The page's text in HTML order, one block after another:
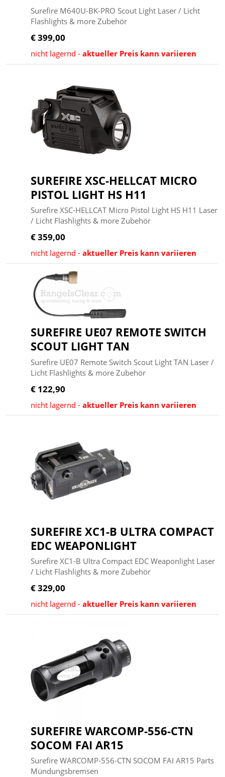
Surefire M640U-BK-PRO Scout Light Laser / Licht
Flashlights & more Zubehör
€ 399,00
nicht lagernd -aktueller Preis kann variieren
SUREFIRE XSC-HELLCAT MICRO
PISTOL LIGHT HS H11
Surefire XSC-HELLCAT Micro Pistol Light HS H11 Laser
/ Licht Flashlights & more Zubehör
€ 359,00
nicht lagernd -aktueller Preis kann variieren
SUREFIRE UE07 REMOTE SWITCH
SCOUT LIGHT TAN
Surefire UE07 Remote Switch Scout Light TAN Laser /
Licht Flashlights & more Zubehör
€ 122,90
nicht lagernd -aktueller Preis kann variieren
SUREFIRE XC1-B ULTRA COMPACT
EDC WEAPONLIGHT
Surefire XC1-B Ultra Compact EDC Weaponlight Laser
/ Licht Flashlights & more Zubehör
€ 329,00
nicht lagernd -aktueller Preis kann variieren
SUREFIRE WARCOMP-556-CTN
SOCOM FAI AR15
Surefire WARCOMP-556-CTN SOCOM FAI AR15 Parts
Mündungsbremsen